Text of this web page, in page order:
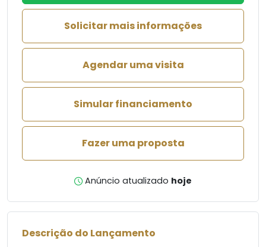
Solicitar mais informações
Agendar uma visita
Simular financiamento
Fazer uma proposta
Anúncio atualizado hoje
Descrição do Lançamento